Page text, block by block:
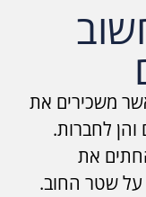
משכירים את
לחברות.
את
על שטר החוב.